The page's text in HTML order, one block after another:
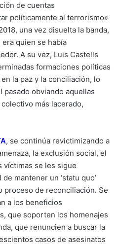
de cuentas
políticamente al terrorismo»
una vez disuelta la banda,
quien se había
A su vez, Luis Castells
formaciones políticas
la paz y la conciliación, lo
obviando aquellas
más lacerado,
, se continúa revictimizando a
la exclusión social, el
víctimas se les sigue
mantener un ‘statu quo’
de reconciliación. Se
a los beneficios
que soporten los homenajes
que renuncien a buscar la
casos de asesinatos